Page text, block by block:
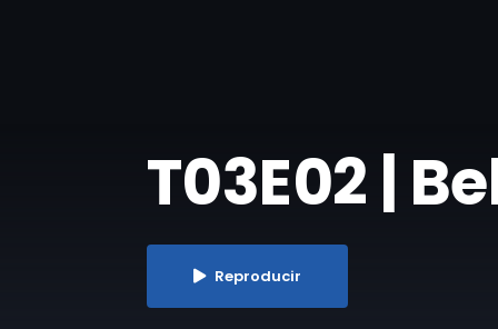
T03E02 |
Reproducir